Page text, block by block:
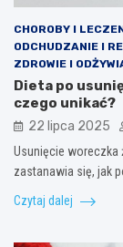
CHOROBY I
ODCHUDZANIE I
ZDROWIE I
Dieta po
czego unikać?
22 lipca 2025
Usunięcie
zastanawia się, jak
Czytaj dalej